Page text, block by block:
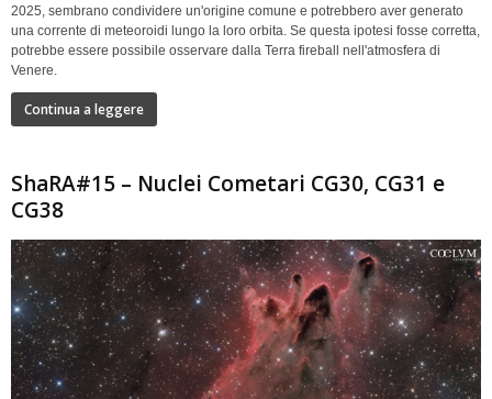
2025, sembrano condividere un'origine comune e potrebbero aver generato
una corrente di meteoroidi lungo la loro orbita. Se questa ipotesi fosse corretta,
potrebbe essere possibile osservare dalla Terra fireball nell'atmosfera di
Venere.
Continua a leggere
ShaRA#15 – Nuclei Cometari CG30, CG31 e
CG38